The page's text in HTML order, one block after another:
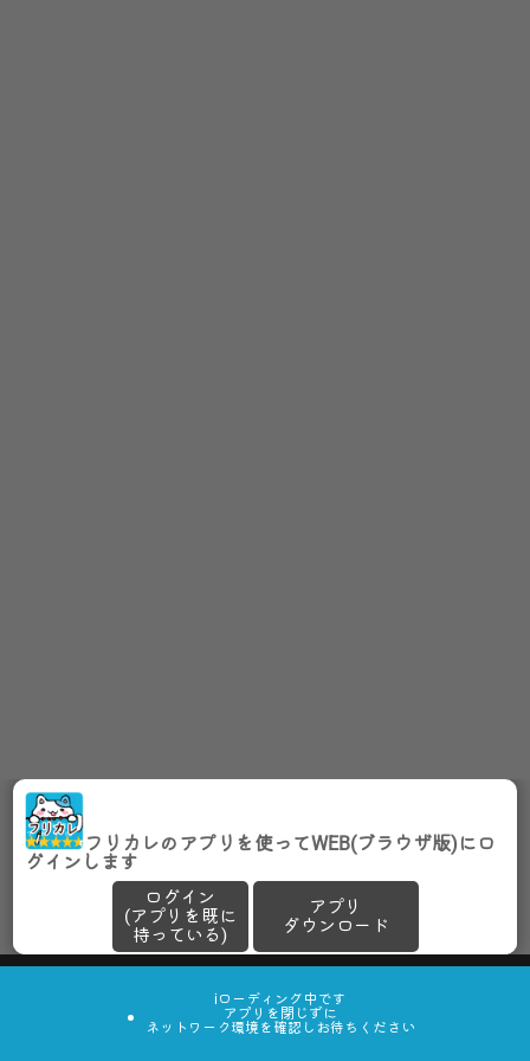
フリカレのアプリを使ってWEB(ブラウザ版)にロ
グインします
ログイン
(アプリを既に
持っている)
アプリ
ダウンロード
iローディング中です
アプリを閉じずに
ネットワーク環境を確認しお待ちください